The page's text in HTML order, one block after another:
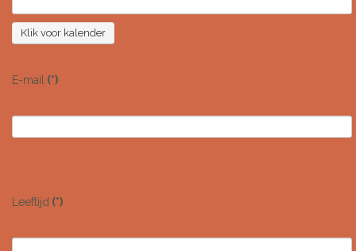
Klik voor kalender
E-mail (*)
Leeftijd (*)